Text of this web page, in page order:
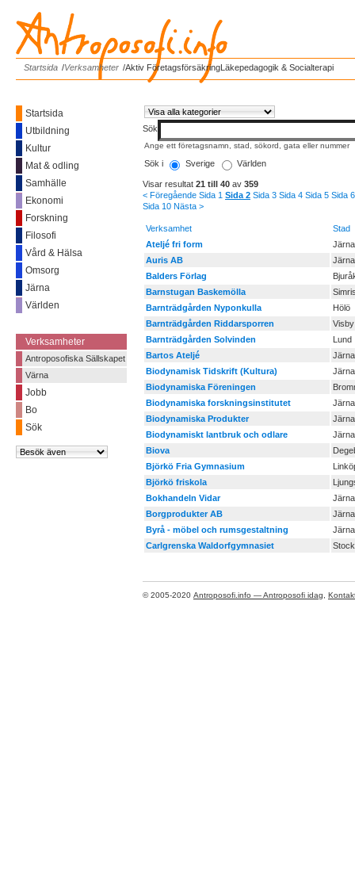
Startsida /Verksamheter /Aktiv FöretagsförsäkringLäkepedagogik & Socialterapi
Startsida
Utbildning
Kultur
Mat & odling
Samhälle
Ekonomi
Forskning
Filosofi
Vård & Hälsa
Omsorg
Järna
Världen
Verksamheter
Antroposofiska Sällskapet
Värna
Jobb
Bo
Sök
Sök
Ange ett företagsnamn, stad, sökord, gata eller nummer
Sök i Sverige Världen
Visar resultat 21 till 40 av 359
< Föregående Sida 1 Sida 2 Sida 3 Sida 4 Sida 5 Sida 6
Sida 10 Nästa >
Verksamhet
Stad
Ateljé fri form
Järna
Auris AB
Järna
Balders Förlag
Barnstugan Baskemölla
Barnträdgården Nyponkulla
Hölö
Barnträdgården Riddarsporren
Visby
Barnträdgården Solvinden
Lund
Bartos Ateljé
Järna
Biodynamisk Tidskrift (Kultura)
Järna
Biodynamiska Föreningen
Biodynamiska forskningsinstitutet
Järna
Biodynamiska Produkter
Järna
Biodynamiskt lantbruk och odlare
Järna
Biova
Björkö Fria Gymnasium
Björkö friskola
Bokhandeln Vidar
Järna
Borgprodukter AB
Järna
Byrå - möbel och rumsgestaltning
Järna
Carlgrenska Waldorfgymnasiet
© 2005-2020 Antroposofi.info — Antroposofi idag